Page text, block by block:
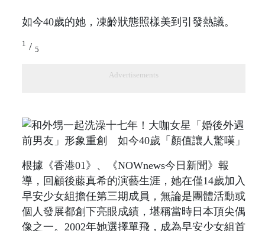
如今40歲的她，凍齡狀態照樣美到引發熱議。
1 / 5
Advertisements
根據《香港01》、《NOWnews今日新聞》報
導，回顧後藤真希的演藝生涯，她在僅14歲加入
早安少女組擔任第三期成員，無論是團體活動或
個人發展都創下亮眼成績，堪稱當時日本頂尖偶
像之一。2002年她選擇單飛，成為早安少女組首